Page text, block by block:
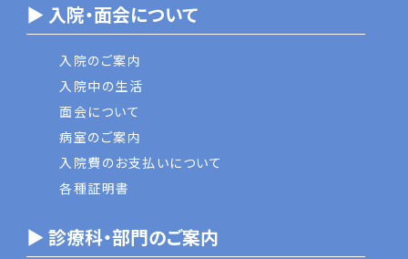
▶ 入院・面会について
入院のご案内
入院中の生活
面会について
病室のご案内
入院費のお支払いについて
各種証明書
▶ 診療科・部門のご案内